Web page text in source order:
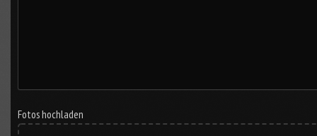
Fotos hochladen